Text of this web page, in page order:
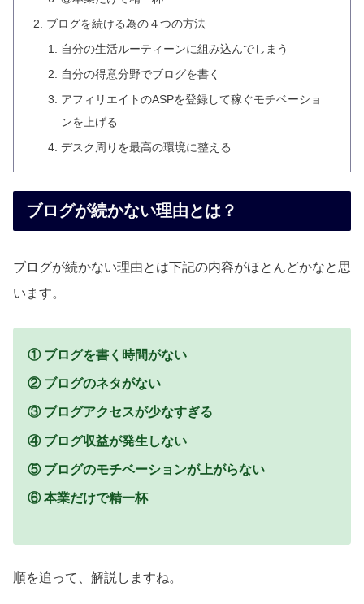
ブログを続ける為の４つの方法
自分の生活ルーティーンに組み込んでしまう
自分の得意分野でブログを書く
アフィリエイトのASPを登録して稼ぐモチベーショ
ンを上げる
デスク周りを最高の環境に整える
ブログが続かない理由とは？
ブログが続かない理由とは下記の内容がほとんどかなと思
います。
① ブログを書く時間がない
② ブログのネタがない
③ ブログアクセスが少なすぎる
④ ブログ収益が発生しない
⑤ ブログのモチベーションが上がらない
⑥ 本業だけで精一杯
順を追って、解説しますね。